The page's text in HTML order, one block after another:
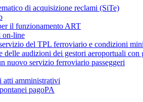
di acquisizione reclami (SiTe)
il funzionamento ART
on-line
del TPL ferroviario e condizioni
delle audizioni dei gestori aeroportuali con
nuovo servizio ferroviario passeggeri
atti amministrativi
pagoPA